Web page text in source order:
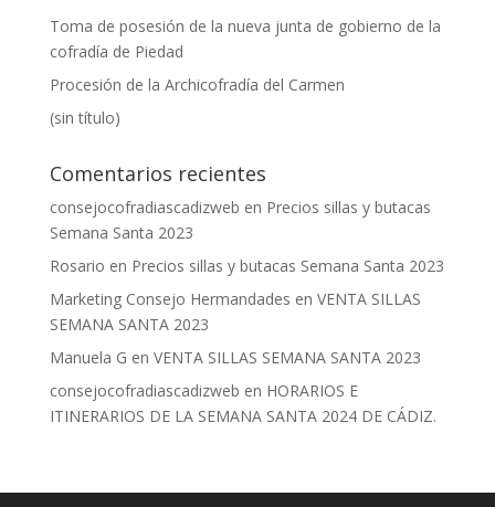
Toma de posesión de la nueva junta de gobierno de la
cofradía de Piedad
Procesión de la Archicofradía del Carmen
(sin título)
Comentarios recientes
consejocofradiascadizweb en Precios sillas y butacas
Semana Santa 2023
Rosario en Precios sillas y butacas Semana Santa 2023
Marketing Consejo Hermandades en VENTA SILLAS
SEMANA SANTA 2023
Manuela G en VENTA SILLAS SEMANA SANTA 2023
consejocofradiascadizweb en HORARIOS E
ITINERARIOS DE LA SEMANA SANTA 2024 DE CÁDIZ.